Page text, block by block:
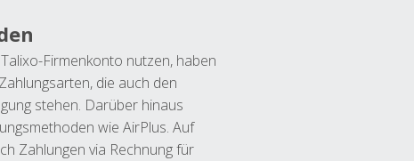
Firmenkonto nutzen, haben
die auch den
stehen. Darüber hinaus
wie AirPlus. Auf
Zahlungen via Rechnung für